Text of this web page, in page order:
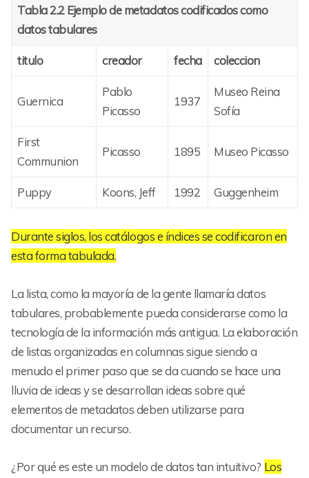
Tabla 2.2 Ejemplo de metadatos codificados como
datos tabulares
titulo creador fecha coleccion
Guernica
Pablo
Picasso
1937
Museo Reina
Sofía
First
Communion
Picasso 1895 Museo Picasso
Puppy Koons, Jeff 1992 Guggenheim
Durante siglos, los catálogos e índices se codificaron en
esta forma tabulada.
La lista, como la mayoría de la gente llamaría datos
tabulares, probablemente pueda considerarse como la
tecnología de la información más antigua. La elaboración
de listas organizadas en columnas sigue siendo a
menudo el primer paso que se da cuando se hace una
lluvia de ideas y se desarrollan ideas sobre qué
elementos de metadatos deben utilizarse para
documentar un recurso.
¿Por qué es este un modelo de datos tan intuitivo? Los